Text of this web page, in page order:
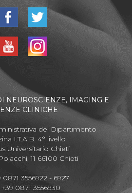
NEUROSCIENZE, IMAGING E
CLINICHE
del Dipartimento
I.T.A.B. 4° livello
Universitario Chieti
11 66100 Chieti
0871 3556922 - 6927
+39 0871 3556930